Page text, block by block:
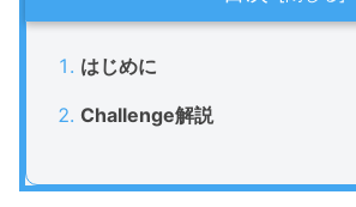
はじめに
Challenge解説